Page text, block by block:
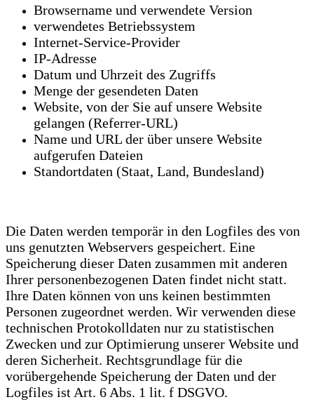
Browsername und verwendete Version
verwendetes Betriebssystem
Internet-Service-Provider
IP-Adresse
Datum und Uhrzeit des Zugriffs
Menge der gesendeten Daten
Website, von der Sie auf unsere Website
gelangen (Referrer-URL)
Name und URL der über unsere Website
aufgerufen Dateien
Standortdaten (Staat, Land, Bundesland)
Die Daten werden temporär in den Logfiles des von
uns genutzten Webservers gespeichert. Eine
Speicherung dieser Daten zusammen mit anderen
Ihrer personenbezogenen Daten findet nicht statt.
Ihre Daten können von uns keinen bestimmten
Personen zugeordnet werden. Wir verwenden diese
technischen Protokolldaten nur zu statistischen
Zwecken und zur Optimierung unserer Website und
deren Sicherheit. Rechtsgrundlage für die
vorübergehende Speicherung der Daten und der
Logfiles ist Art. 6 Abs. 1 lit. f DSGVO.